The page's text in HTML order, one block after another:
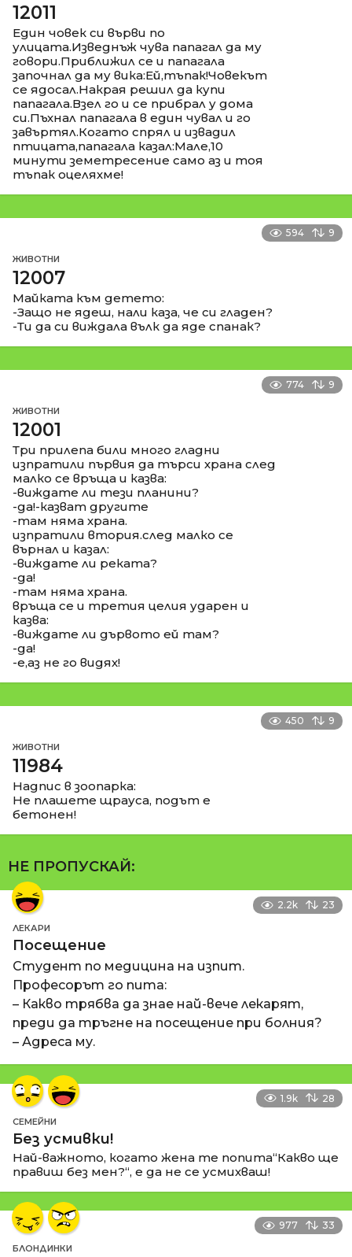
12011
Един човек си върви по
улицата.Изведнъж чува папагал да му
говори.Приближил се и папагала
започнал да му вика:Ей,тъпак!Човекът
се ядосал.Накрая решил да купи
папагала.Взел го и се прибрал у дома
си.Пъхнал папагала в един чувал и го
завъртял.Когато спрял и извадил
птицата,папагала казал:Мале,10
минути земетресение само аз и тоя
тъпак оцеляхме!
594 9
ЖИВОТНИ
12007
Майката към детето:
-Защо не ядеш, нали каза, че си гладен?
-Ти да си виждала вълк да яде спанак?
774 9
ЖИВОТНИ
12001
Три прилепа били много гладни
изпратили първия да търси храна след
малко се връща и казва:
-виждате ли тези планини?
-да!-казват другите
-там няма храна.
изпратили втория.след малко се
върнал и казал:
-виждате ли реката?
-да!
-там няма храна.
връща се и третия целия ударен и
казва:
-виждате ли дървото ей там?
-да!
-е,аз не го видях!
450 9
ЖИВОТНИ
11984
Надпис в зоопарка:
Не плашете щрауса, подът е
бетонен!
НЕ ПРОПУСКАЙ:
2.2k 23
ЛЕКАРИ
Посещение
Студент по медицина на изпит.
Професорът го пита:
– Какво трябва да знае най-вече лекарят,
преди да тръгне на посещение при болния?
– Адреса му.
1.9k 28
СЕМЕЙНИ
Без усмивки!
Най-важното, когато жена те попита“Какво ще
правиш без мен?“, е да не се усмихваш!
977 33
БЛОНДИНКИ